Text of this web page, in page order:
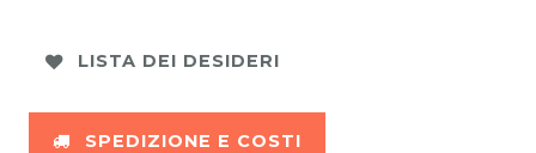
LISTA DEI DESIDERI
SPEDIZIONE E COSTI